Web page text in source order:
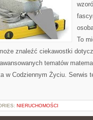
To
znaleźć ciekawostki
tematów
w Codziennym Życiu. Serwis
NIERUCHOMOŚCI